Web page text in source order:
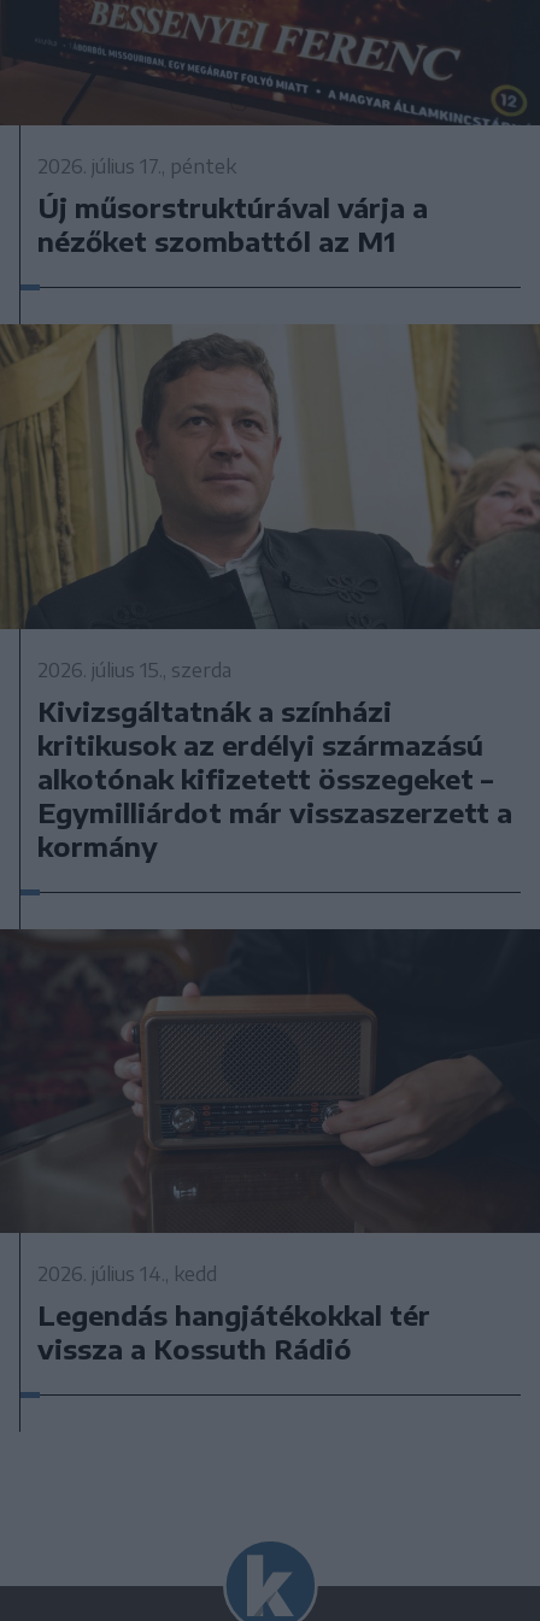
2026. július 17., péntek
Új műsorstruktúrával várja a
nézőket szombattól az M1
2026. július 15., szerda
Kivizsgáltatnák a színházi
kritikusok az erdélyi származású
alkotónak kifizetett összegeket –
Egymilliárdot már visszaszerzett a
kormány
2026. július 14., kedd
Legendás hangjátékokkal tér
vissza a Kossuth Rádió